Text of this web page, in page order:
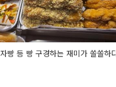
빵 등 빵 구경하는 재미가 쏠쏠